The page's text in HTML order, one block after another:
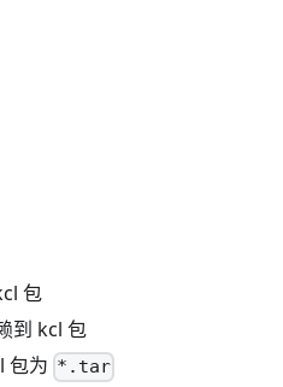
包
到 kcl 包
包为 *.tar